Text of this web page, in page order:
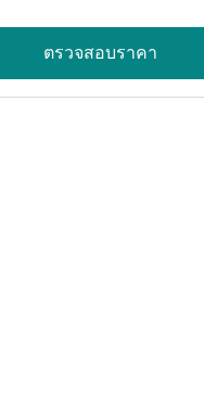
ตรวจสอบราคา